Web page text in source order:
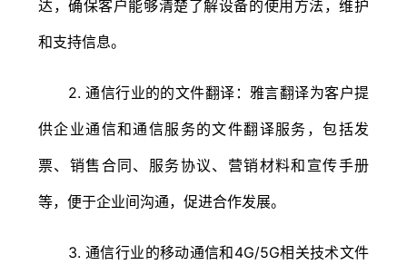
达，确保客户能够清楚了解设备的使用方法，维护
和支持信息。
2. 通信行业的的文件翻译：雅言翻译为客户提
供企业通信和通信服务的文件翻译服务，包括发
票、销售合同、服务协议、营销材料和宣传手册
等，便于企业间沟通，促进合作发展。
3. 通信行业的移动通信和4G/5G相关技术文件